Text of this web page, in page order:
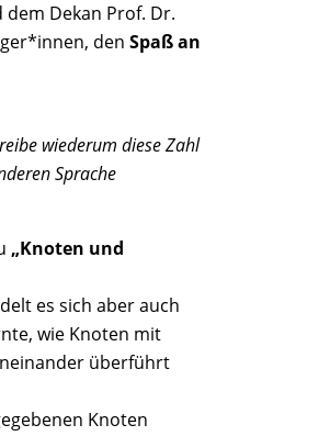
Dekan Prof. Dr.
den Spaß an
wiederum diese Zahl
Sprache
„Knoten und
es sich aber auch
wie Knoten mit
überführt
Knoten